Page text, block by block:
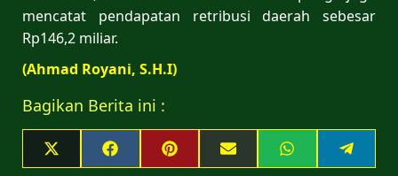
mencatat pendapatan retribusi daerah sebesar
Rp146,2 miliar.
(Ahmad Royani, S.H.I)
Bagikan Berita ini :